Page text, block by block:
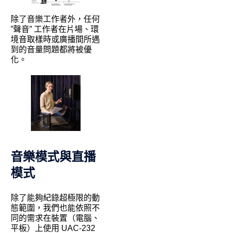
除了音樂工作者外，任何
”聲音” 工作者在片場、環
境音取樣時或廣播間所遇
到的音量問題都將被優
化。
音樂模式與直播
模式
除了能夠紀錄超極限的動
態範圍，我們也能依照不
同的需求在裝置（電腦、
平板）上使用 UAC-232